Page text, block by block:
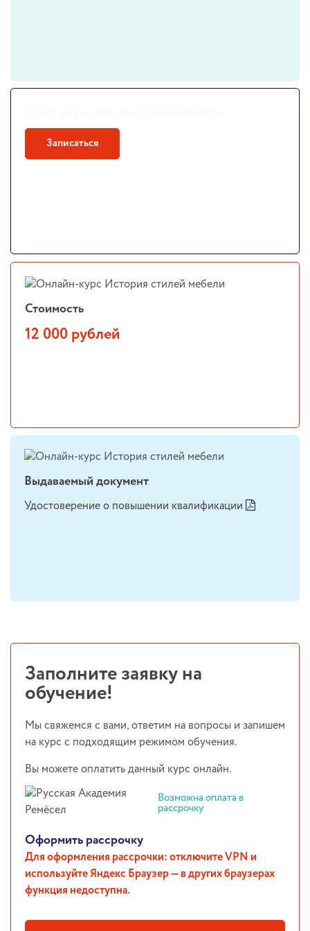
Записаться
Стоимость
12 000 рублей
Выдаваемый документ
Удостоверение о повышении квалификации
Заполните заявку на
обучение!
Мы свяжемся с вами, ответим на вопросы и запишем
на курс с подходящим режимом обучения.
Вы можете оплатить данный курс онлайн.
Возможна оплата в
рассрочку
Оформить рассрочку
Для оформления рассрочки: отключите VPN и
используйте Яндекс Браузер — в других браузерах
функция недоступна.